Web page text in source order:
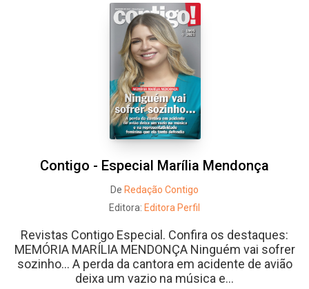
Contigo - Especial Marília Mendonça
De Redação Contigo
Editora: Editora Perfil
Revistas Contigo Especial. Confira os destaques:
MEMÓRIA MARÍLIA MENDONÇA Ninguém vai sofrer
sozinho... A perda da cantora em acidente de avião
deixa um vazio na música e...